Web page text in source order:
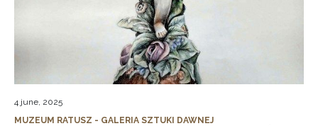
4 june, 2025
MUZEUM RATUSZ - GALERIA SZTUKI DAWNEJ